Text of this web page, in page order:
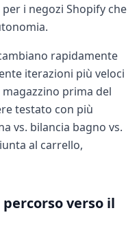
i negozi Shopify che
rapidamente
iterazioni più veloci
prima del
testato con più
vs. bilancia bagno vs.
al carrello,
verso il